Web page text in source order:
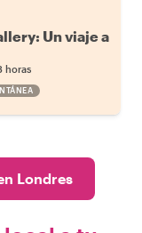
Un viaje a
horas
Londres